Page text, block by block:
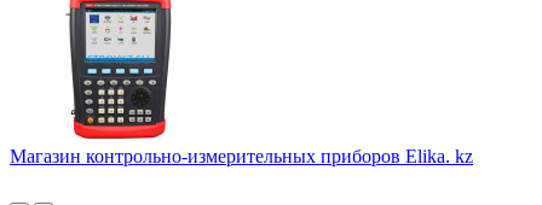
Магазин контрольно-измерительных приборов Elika. kz